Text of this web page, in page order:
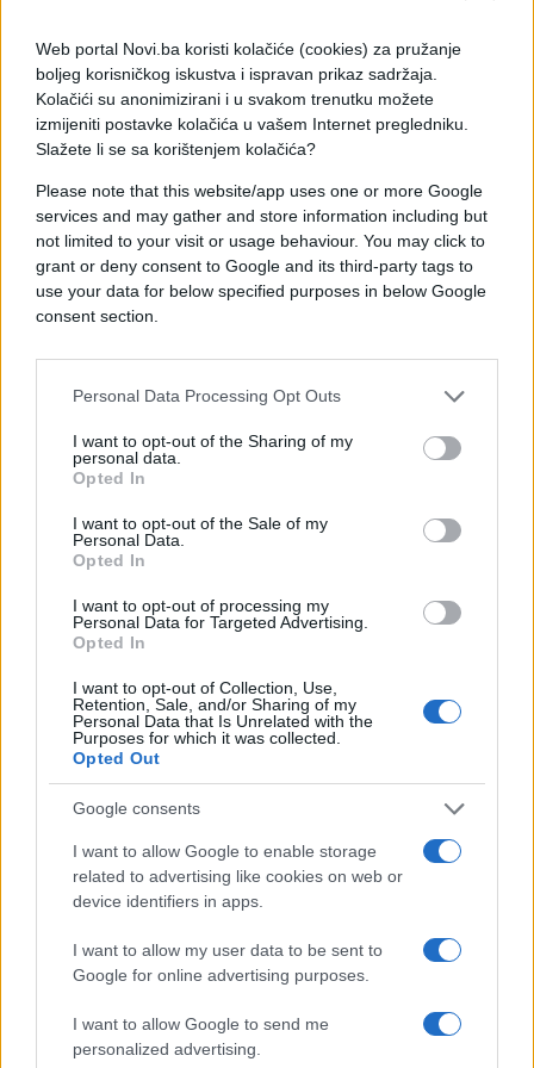
Web portal Novi.ba koristi kolačiće (cookies) za pružanje
boljeg korisničkog iskustva i ispravan prikaz sadržaja.
Kolačići su anonimizirani i u svakom trenutku možete
izmijeniti postavke kolačića u vašem Internet pregledniku.
Slažete li se sa korištenjem kolačića?
Please note that this website/app uses one or more Google
services and may gather and store information including but
not limited to your visit or usage behaviour. You may click to
grant or deny consent to Google and its third-party tags to
use your data for below specified purposes in below Google
consent section.
Personal Data Processing Opt Outs
I want to opt-out of the Sharing of my
personal data.
Opted In
I want to opt-out of the Sale of my
Personal Data.
Opted In
I want to opt-out of processing my
Personal Data for Targeted Advertising.
Opted In
I want to opt-out of Collection, Use,
Retention, Sale, and/or Sharing of my
Personal Data that Is Unrelated with the
Purposes for which it was collected.
Opted Out
Google consents
I want to allow Google to enable storage
related to advertising like cookies on web or
device identifiers in apps.
I want to allow my user data to be sent to
Google for online advertising purposes.
I want to allow Google to send me
personalized advertising.
da izlažete svoje tijelo njima.
Aerosolne limenke
- Aerosolne limenke sadrže mešavinu opasnih
hemikalija, zbog čega mogu da eksplodiraju. Kada
se to desi, može da dođe do povreda - upozorava
Ešli Martin.
Jaka sredstva za čišćenje
odgovor ’i ne baš’, treba da razmislite o korišćenju
sirćeta, sode bikarbone i biorazgradivih proizvoda
- savjetuje dr Džejkob Haskalovići.
On upozorava da mnoga sredstva poput amonijaka i
izbjeljivača mogu da iritiraju kožu, oči i pluća.
-Jaka sredstva za čišćenje mogu da ubiju i zdrave
bakterije i da utiču na epigenetiku (način na koji se
geni samoregulišu) na potencijalno negativan
način. Blaži proizvodi očiste dovoljno dobro, limun,
na primjer, a istovremeno su daleko nežniji prema
mikrobiomima, bakterijama na koži i digestivnom
sistemu - kaže doktor.